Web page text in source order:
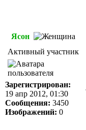
Ясон
Активный участник
Зарегистрирован:
19 апр 2012, 01:30
Сообщения: 3450
Изображений: 0